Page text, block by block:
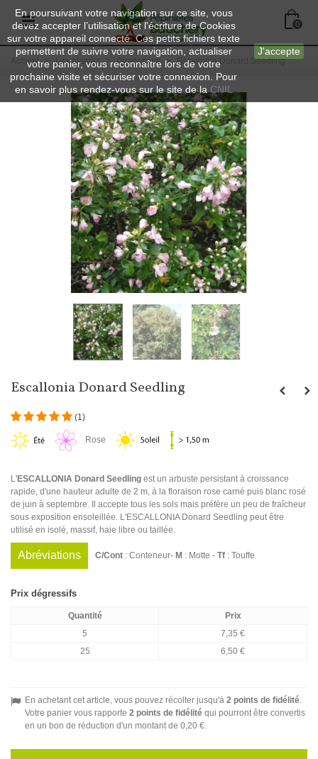
En poursuivant votre navigation sur ce site, vous
devez accepter l’utilisation et l'écriture de Cookies
sur votre appareil connecté. Ces petits fichiers texte
permettent de suivre votre navigation, actualiser
votre panier, vous reconnaître lors de votre
prochaine visite et sécuriser votre connexion. Pour
en savoir plus rendez-vous sur le site de la CNIL
J'accepte
0
Accueil > Les plantes > Promotions > Escallonia Donard Seedling
Escallonia Donard Seedling
(1 )
Rose
L'ESCALLONIA Donard Seedling est un arbuste persistant à croissance
rapide, d'une hauteur adulte de 2 m, à la floraison rose carné puis blanc rosé
de juin à septembre. Il accepte tous les sols mais préfère un peu de fraîcheur
sous exposition ensoleillée. L'ESCALLONIA Donard Seedling peut être
utilisé en isolé, massif, haie libre ou taillée.
Abréviations C/Cont : Conteneur- M : Motte - Tf : Touffe
Prix dégressifs
Quantité
Prix
5
7,35 €
25
6,50 €
En achetant cet article, vous pouvez récolter jusqu'à 2 points de fidélité.
Votre panier vous rapporte 2 points de fidélité qui pourront être convertis
en un bon de réduction d'un montant de 0,20 €.